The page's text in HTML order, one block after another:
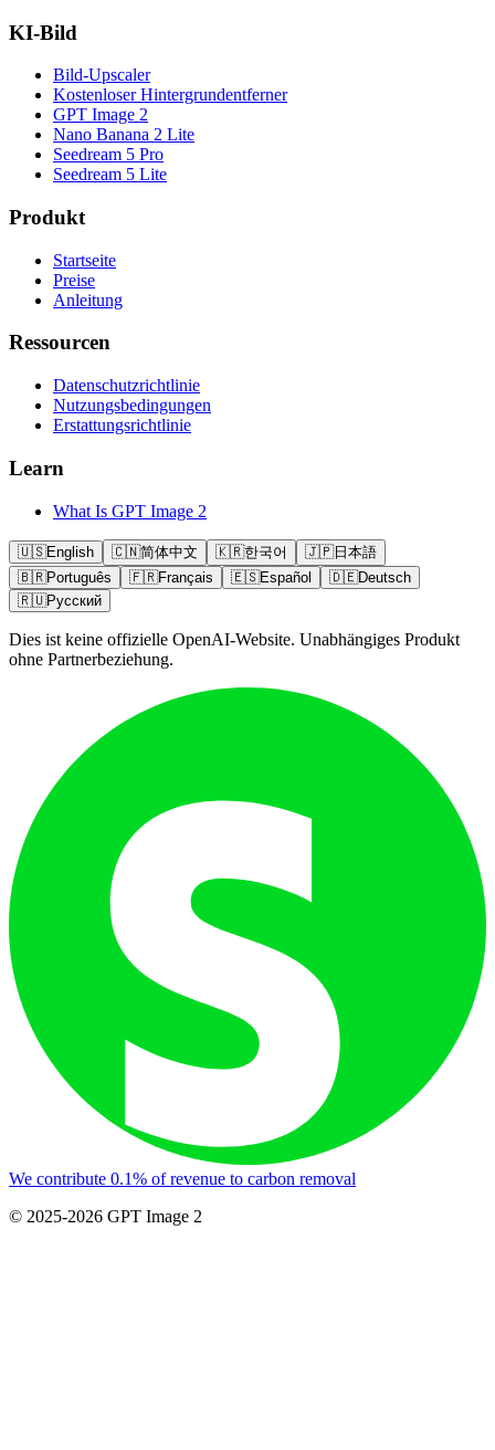
KI-Bild
Bild-Upscaler
Kostenloser Hintergrundentferner
GPT Image 2
Nano Banana 2 Lite
Seedream 5 Pro
Seedream 5 Lite
Produkt
Startseite
Preise
Anleitung
Ressourcen
Datenschutzrichtlinie
Nutzungsbedingungen
Erstattungsrichtlinie
Learn
What Is GPT Image 2
🇺🇸English 🇨🇳简体中文 🇰🇷한국어 🇯🇵日本語
🇧🇷Português 🇫🇷Français 🇪🇸Español 🇩🇪Deutsch
🇷🇺Русский
Dies ist keine offizielle OpenAI-Website. Unabhängiges Produkt
ohne Partnerbeziehung.
We contribute 0.1% of revenue to carbon removal
© 2025-2026 GPT Image 2